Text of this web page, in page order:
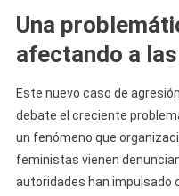
Una
afectando a
Este nuevo caso de
debate el creciente
un fenómeno que
feministas vienen
autoridades han impulsado